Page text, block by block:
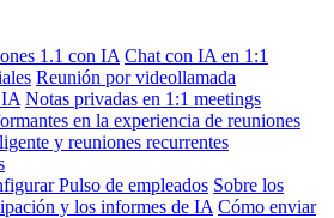
1.1 con IA Chat con IA en 1:1
Reunión por videollamada
Notas privadas en 1:1 meetings
en la experiencia de reuniones
y reuniones recurrentes
Pulso de empleados Sobre los
y los informes de IA Cómo enviar